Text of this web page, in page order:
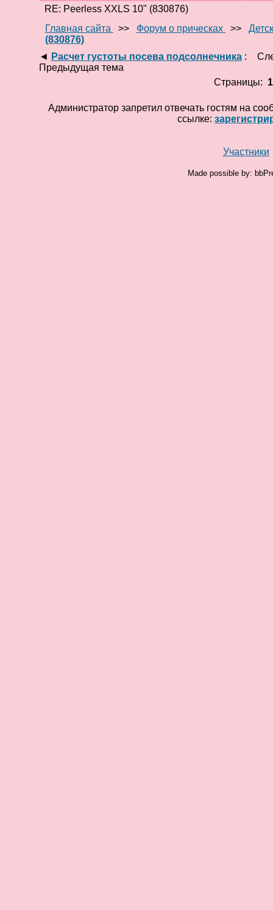
RE: Peerless XXLS 10" (830876)
Главная сайта
>> Форум о прическах >>
(830876)
◄ Расчет густоты посева подсолнечника:
Предыдущая тема
Страницы: 1
Администратор запретил отвечать гостям на
ссылке:
Участники
Made possible by: